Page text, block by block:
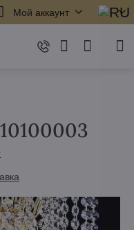
Мой аккаунт